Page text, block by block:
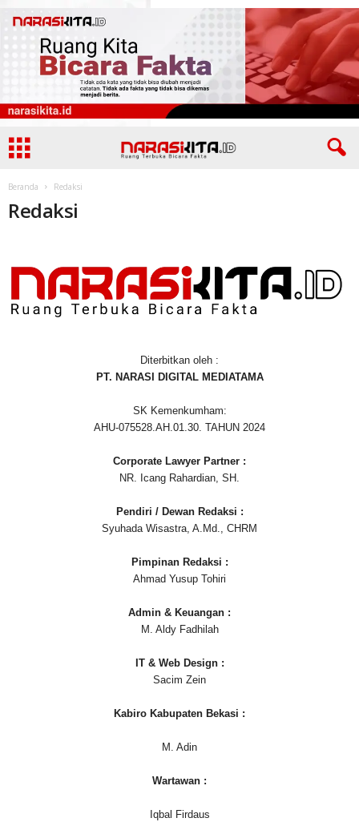
Beranda Redaksi
Redaksi
Diterbitkan oleh :
PT. NARASI DIGITAL MEDIATAMA
SK Kemenkumham:
AHU-075528.AH.01.30. TAHUN 2024
Corporate Lawyer Partner :
NR. Icang Rahardian, SH.
Pendiri / Dewan Redaksi :
Syuhada Wisastra, A.Md., CHRM
Pimpinan Redaksi :
Ahmad Yusup Tohiri
Admin & Keuangan :
M. Aldy Fadhilah
IT & Web Design :
Sacim Zein
Kabiro Kabupaten Bekasi :
M. Adin
Wartawan :
Iqbal Firdaus